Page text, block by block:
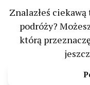
Znalazłeś
podróży?
którą